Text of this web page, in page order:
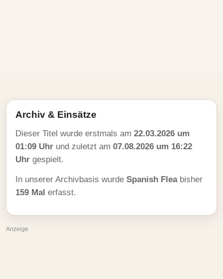
Archiv & Einsätze
Dieser Titel wurde erstmals am 22.03.2026 um
01:09 Uhr und zuletzt am 07.08.2026 um 16:22
Uhr gespielt.
In unserer Archivbasis wurde Spanish Fleabisher
159 Mal erfasst.
Anzeige